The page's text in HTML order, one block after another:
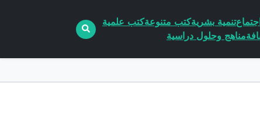
تنمية بشريةكتب متنوعةكتب علمية
مناهج وحلول دراسية